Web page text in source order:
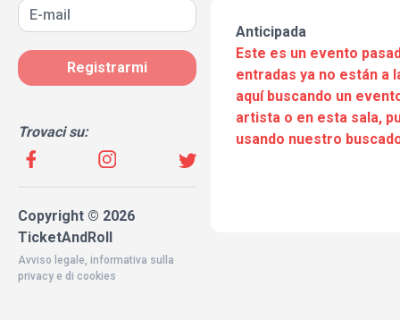
Registrarmi
Trovaci su:
Copyright © 2026
TicketAndRoll
Avviso legale, informativa sulla
privacy e di cookies
Anticipada
Este es un evento
entradas ya no están a
aquí buscando un
artista o en esta sala,
usando nuestro